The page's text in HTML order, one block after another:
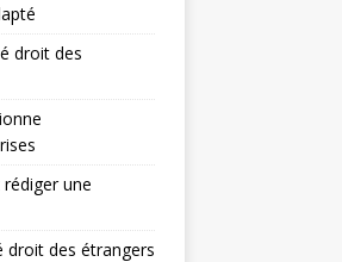
droit des
une
droit des étrangers